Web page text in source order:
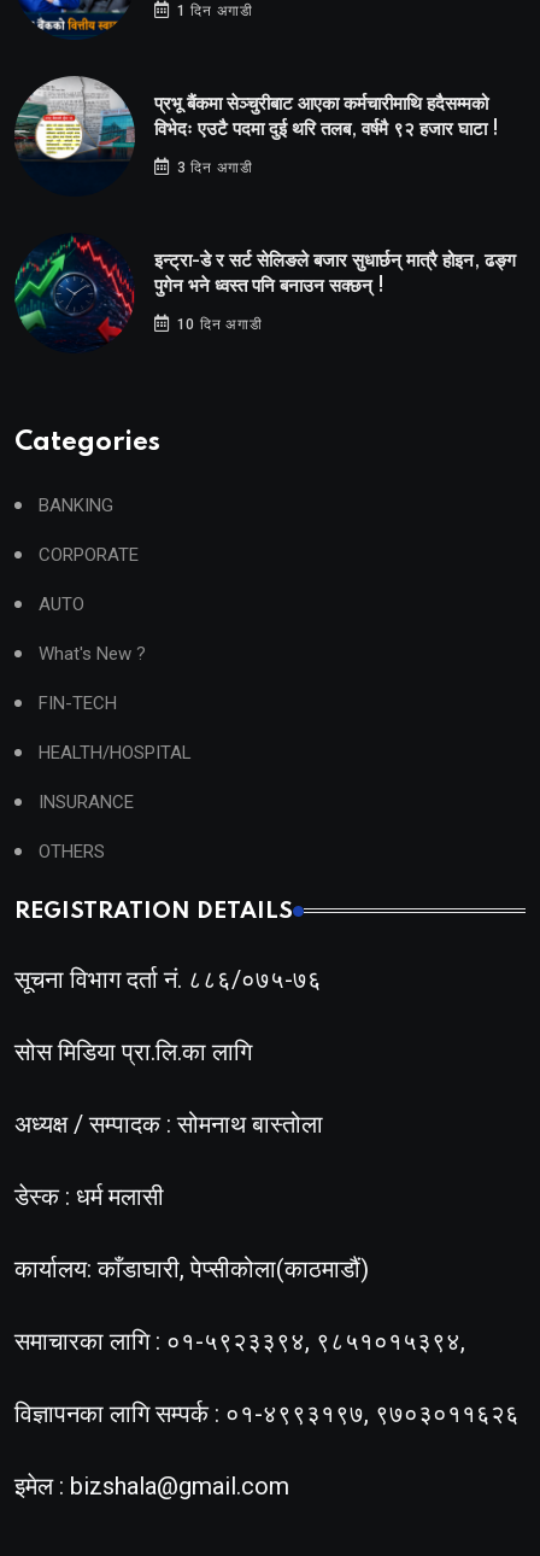
1 दिन अगाडी
प्रभू बैंकमा सेञ्चुरीबाट आएका कर्मचारीमाथि हदैसम्मको
विभेदः एउटै पदमा दुई थरि तलब, वर्षमै ९२ हजार घाटा !
3 दिन अगाडी
इन्ट्रा-डे र सर्ट सेलिङले बजार सुधार्छन् मात्रै होइन, ढङ्ग
पुगेन भने ध्वस्त पनि बनाउन सक्छन् !
10 दिन अगाडी
Categories
BANKING
CORPORATE
AUTO
What's New ?
FIN-TECH
HEALTH/HOSPITAL
INSURANCE
OTHERS
REGISTRATION DETAILS
सूचना विभाग दर्ता नं. ८८६/०७५-७६
सोस मिडिया प्रा.लि.का लागि
अध्यक्ष / सम्पादक : सोमनाथ बास्तोला
डेस्क : धर्म मलासी
कार्यालय: काँडाघारी, पेप्सीकोला(काठमाडौं)
समाचारका लागि : ०१-५९२३३९४, ९८५१०१५३९४,
विज्ञापनका लागि सम्पर्क : ०१-४९९३१९७, ९७०३०११६२६
इमेल : bizshala@gmail.com